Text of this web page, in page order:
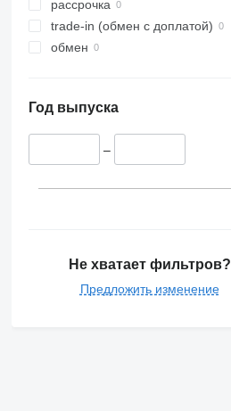
рассрочка
trade-in (обмен с доплатой)
обмен
Год выпуска
–
Не хватает фильтров?
Предложить изменение